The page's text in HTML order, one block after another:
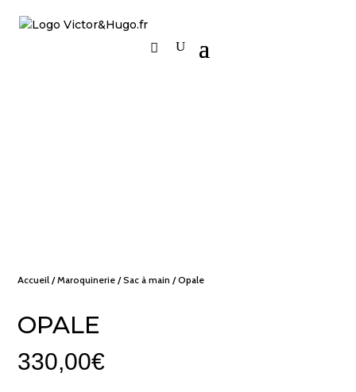
Accueil /Maroquinerie /Sac à main / Opale
OPALE
330,00€